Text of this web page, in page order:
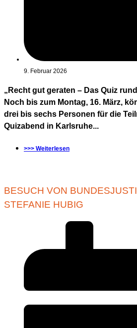
9. Februar 2026
„Recht gut geraten – Das Quiz
Noch bis zum Montag, 16. März,
drei bis sechs Personen für die
Quizabend in Karlsruhe...
>>> Weiterlesen
BESUCH VON
STEFANIE HUBIG